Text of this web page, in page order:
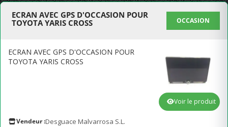
ECRAN AVEC GPS D'OCCASION POUR
TOYOTA YARIS CROSS
OCCASION
ECRAN AVEC GPS D'OCCASION POUR
TOYOTA YARIS CROSS
Vendeur :Desguace Malvarrosa S.L.
Voir le produit